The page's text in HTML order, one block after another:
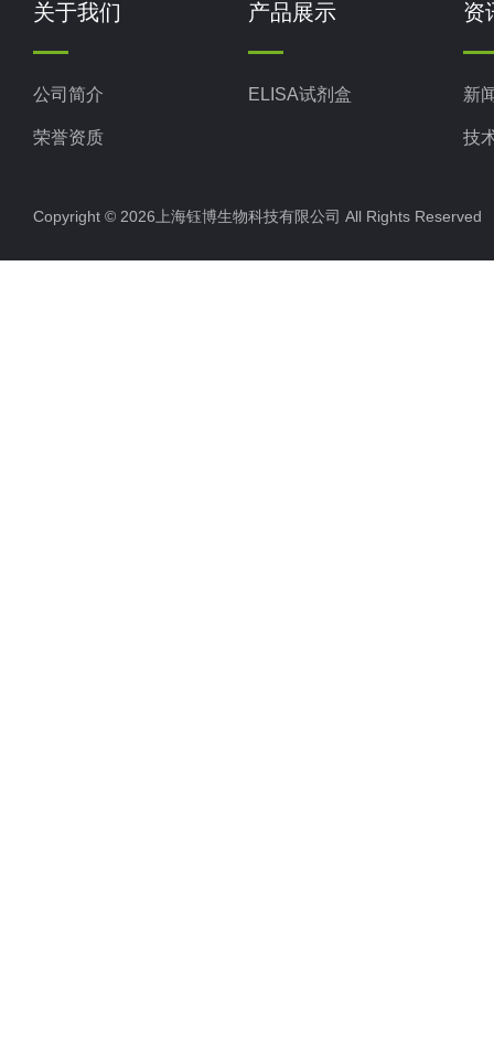
关于我们
公司简介
荣誉资质
产品展示
ELISA试剂盒
资
新
技
Copyright © 2026上海钰博生物科技有限公司 All Rights